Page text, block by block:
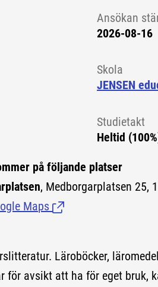
Ansökan
2026-08-16
Skola
JENSEN
Studietakt
Heltid
på följande platser
, Medborgarplatsen 25,
Maps(Länk till extern sida.)
Läroböcker,
för avsikt att ha för eget bruk,